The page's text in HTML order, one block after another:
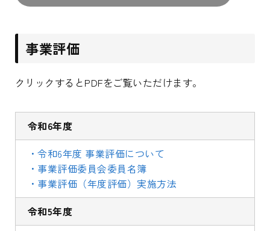
事業評価
クリックするとPDFをご覧いただけます。
令和6年度
・令和6年度 事業評価について
・事業評価委員会委員名簿
・事業評価（年度評価）実施方法
令和5年度